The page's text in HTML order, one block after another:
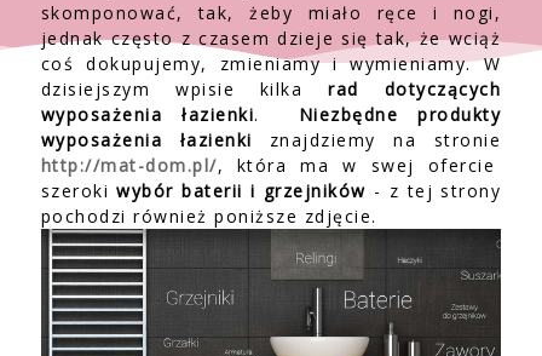
skomponować, tak, żeby miało ręce i nogi,
jednak często z czasem dzieje się tak, że wciąż
coś dokupujemy, zmieniamy i wymieniamy. W
dzisiejszym wpisie kilka
rad dotyczących
wyposażenia łazienki. Niezbędne produkty
wyposażenia łazienki znajdziemy na stronie
http://mat-dom.pl/, która ma w swej ofercie
szerokiwybór baterii i grzejników - z tej strony
pochodzi również poniższe zdjęcie.